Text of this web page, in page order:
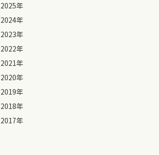
2025年
2024年
2023年
2022年
2021年
2020年
2019年
2018年
2017年